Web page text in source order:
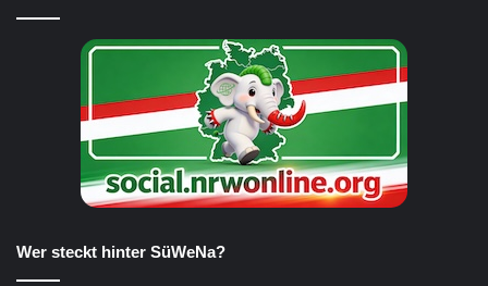
Wer steckt hinter SüWeNa?